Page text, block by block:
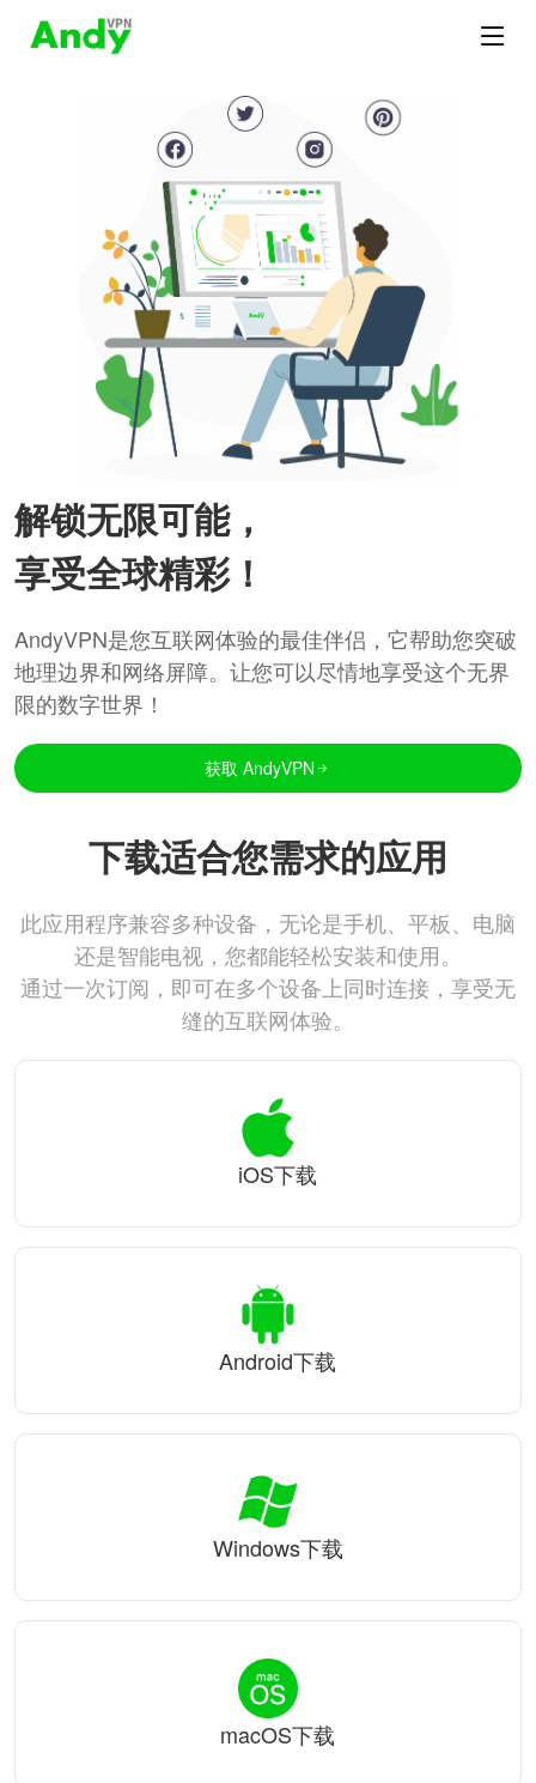
解锁无限可能，
享受全球精彩！
AndyVPN是您互联网体验的最佳伴侣，它帮助您突破
地理边界和网络屏障。让您可以尽情地享受这个无界
限的数字世界！
获取 AndyVPN
下载适合您需求的应用
此应用程序兼容多种设备，无论是手机、平板、电脑
还是智能电视，您都能轻松安装和使用。
通过一次订阅，即可在多个设备上同时连接，享受无
缝的互联网体验。
iOS下载
Android下载
Windows下载
macOS下载